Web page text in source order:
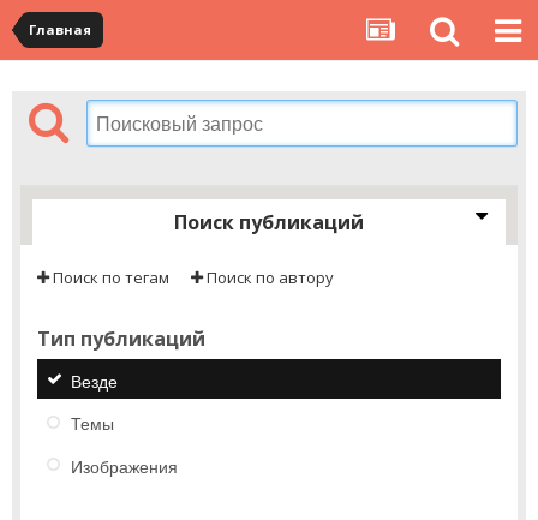
Главная
Поиск публикаций
Поиск по тегам Поиск по автору
Тип публикаций
Везде
Темы
Изображения